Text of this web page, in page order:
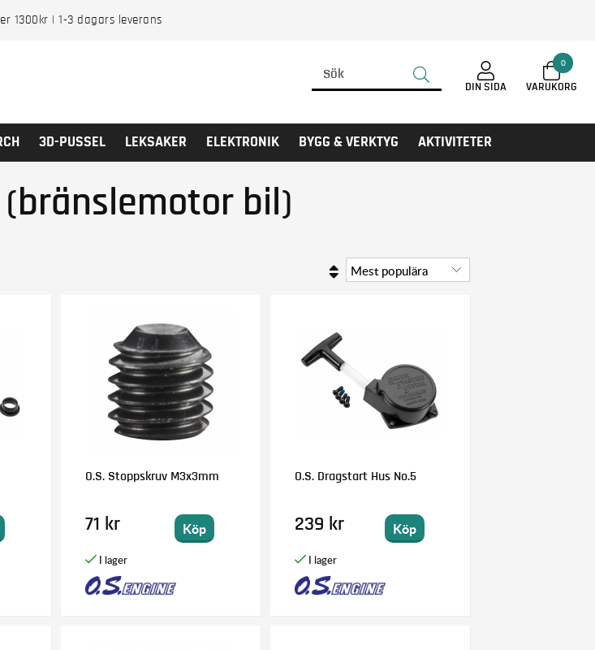
1300kr | 1-3 dagars leverans
0
DIN SIDA
3D-PUSSEL LEKSAKER ELEKTRONIK BYGG & VERKTYG AKTIVITETER
(bränslemotor bil)
O.S. Stoppskruv M3x3mm
71 kr Köp
O.S. Dragstart Hus No.5
239 kr Köp